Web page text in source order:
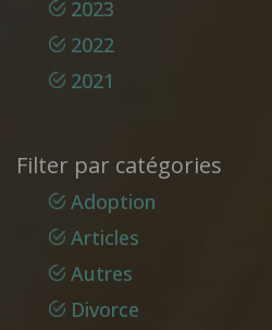
2023
2022
2021
Filter par catégories
Adoption
Articles
Autres
Divorce